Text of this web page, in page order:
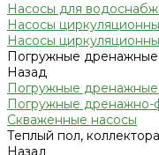
Насосы для
Насосы
Насосы
Погружные
Назад
Погружные
Погружные дренажно-
Скваженные насосы
Теплый пол, коллектора
Назад